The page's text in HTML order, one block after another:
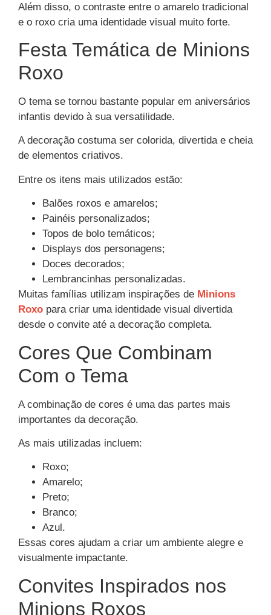
Além disso, o contraste entre o amarelo tradicional
e o roxo cria uma identidade visual muito forte.
Festa Temática de Minions
Roxo
O tema se tornou bastante popular em aniversários
infantis devido à sua versatilidade.
A decoração costuma ser colorida, divertida e cheia
de elementos criativos.
Entre os itens mais utilizados estão:
Balões roxos e amarelos;
Painéis personalizados;
Topos de bolo temáticos;
Displays dos personagens;
Doces decorados;
Lembrancinhas personalizadas.
Muitas famílias utilizam inspirações de Minions
Roxo para criar uma identidade visual divertida
desde o convite até a decoração completa.
Cores Que Combinam
Com o Tema
A combinação de cores é uma das partes mais
importantes da decoração.
As mais utilizadas incluem:
Roxo;
Amarelo;
Preto;
Branco;
Azul.
Essas cores ajudam a criar um ambiente alegre e
visualmente impactante.
Convites Inspirados nos
Minions Roxos